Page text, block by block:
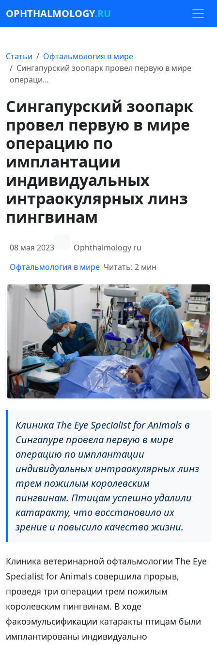
OPHTHALMOLOGY.RU
Статьи
Офтальмология в мире
Сингапурский зоопарк провел первую в мире
операци…
Сингапурский зоопарк
провел первую в мире
операцию по
имплантации
индивидуальных
интраокулярных линз
пингвинам
08 мая 2023
Ophthalmology ru
Офтальмология в мире Читать: 2 мин
Клиника The Eye Specialist for Animals в
Сингапуре провела первую в мире
операцию по имплантации
индивидуальных интраокулярных линз
трем пожилым королевским
пингвинам. Птицам успешно удалили
катаракту, что восстановило их
зрение и повысило качество жизни.
Клиника ветеринарной офтальмологии The Eye
Specialist for Animals совершила прорыв,
проведя три операции трем пожилым
королевским пингвинам. В ходе
факоэмульсификации катаракты птицам были
имплантированы индивидуально